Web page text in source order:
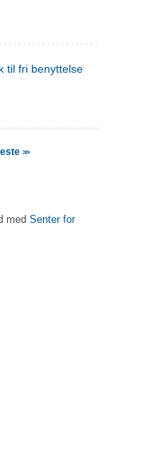
til fri benyttelse
>>
med Senter for